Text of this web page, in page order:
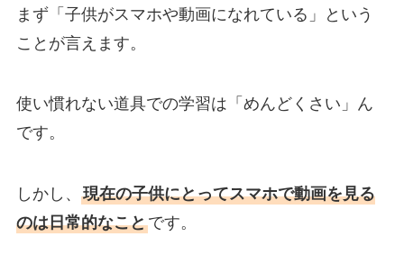
まず「子供がスマホや動画になれている」という
ことが言えます。
使い慣れない道具での学習は「めんどくさい」ん
です。
しかし、 現在の子供にとってスマホで動画を見る
のは日常的なことです。